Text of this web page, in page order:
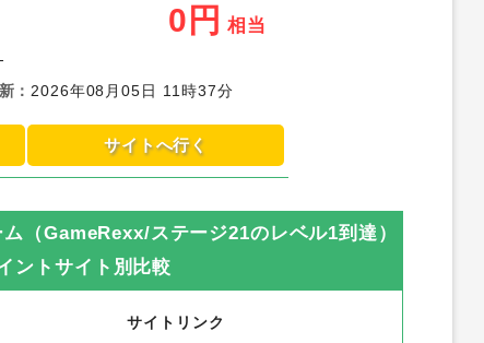
0 円 相当
： 2026年08月05日 11時37分
サイトへ行く
GameRexx/ステージ21のレベル1到達）